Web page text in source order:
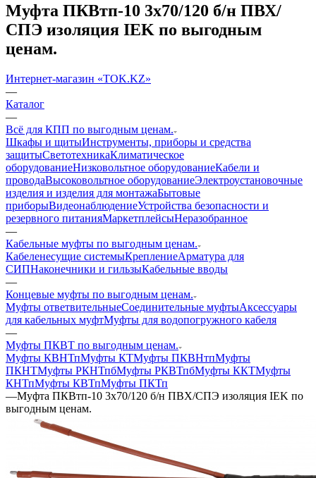
Муфта ПКВтп-10 3х70/120 б/н ПВХ/
СПЭ изоляция IEK по выгодным
ценам.
Интернет-магазин «TOK.KZ»
—
Каталог
—
Всё для КПП по выгодным ценам.
Шкафы и щитыИнструменты, приборы и средства
защитыСветотехникаКлиматическое
оборудованиеНизковольтное оборудованиеКабели и
проводаВысоковольтное оборудованиеЭлектроустановочные
изделия и изделия для монтажаБытовые
приборыВидеонаблюдениеУстройства безопасности и
резервного питанияМаркетплейсыНеразобранное
—
Кабельные муфты по выгодным ценам.
Кабеленесущие системыКреплениеАрматура для
СИПНаконечники и гильзыКабельные вводы
—
Концевые муфты по выгодным ценам.
Муфты ответвительныеСоединительные муфтыАксессуары
для кабельных муфтМуфты для водопогружного кабеля
—
Муфты ПКВТ по выгодным ценам.
Муфты КВНТпМуфты КТМуфты ПКВНтпМуфты
ПКНТМуфты РКНТпбМуфты РКВТпбМуфты ККТМуфты
КНТпМуфты КВТпМуфты ПКТп
—Муфта ПКВтп-10 3х70/120 б/н ПВХ/СПЭ изоляция IEK по
выгодным ценам.